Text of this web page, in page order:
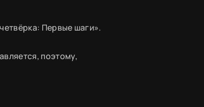
Первые шаги».
поэтому,